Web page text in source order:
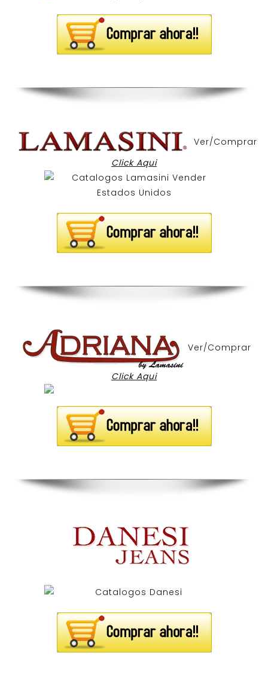
Ver/Comprar
Click Aqui
Ver/Comprar
Click Aqui